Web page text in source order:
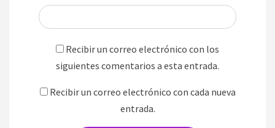
Recibir un correo electrónico con los
siguientes comentarios a esta entrada.
Recibir un correo electrónico con cada nueva
entrada.